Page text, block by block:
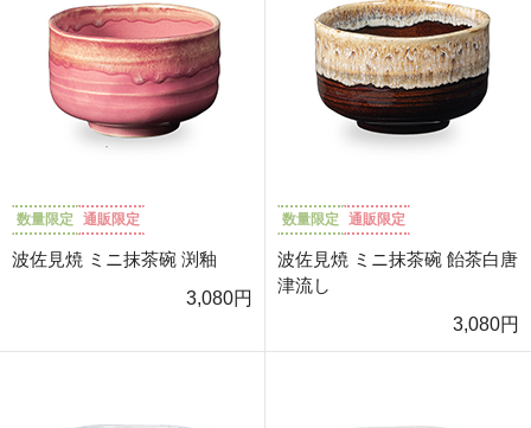
数量限定 通販限定
波佐見焼 ミニ抹茶碗 渕釉
3,080円
数量限定 通販限定
波佐見焼 ミニ抹茶碗 飴茶白唐
津流し
3,080円